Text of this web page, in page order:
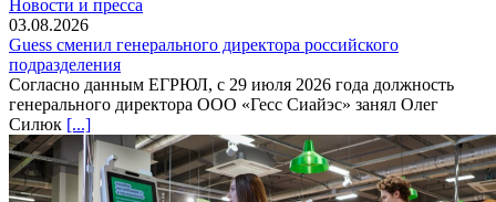
Новости и пресса
03.08.2026
Guess сменил генерального директора российского
подразделения
Согласно данным ЕГРЮЛ, с 29 июля 2026 года должность
генерального директора ООО «Гесс Сиайэс» занял Олег
Силюк [...]